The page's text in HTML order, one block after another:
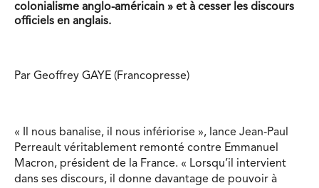
colonialisme anglo-américain » et à cesser les discours
officiels en anglais.
Par Geoffrey GAYE (Francopresse)
« Il nous banalise, il nous infériorise », lance Jean-Paul
Perreault véritablement remonté contre Emmanuel
Macron, président de la France. « Lorsqu’il intervient
dans ses discours, il donne davantage de pouvoir à